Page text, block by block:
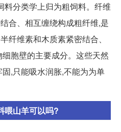
料分类学上归为粗饲料。纤维
合、相互缠绕构成粗纤维,是
纤维素和木质素紧密结合、
胞壁的主要成分。这些天然
,只能吸水润胀,不能为为单
喂山羊可以吗?